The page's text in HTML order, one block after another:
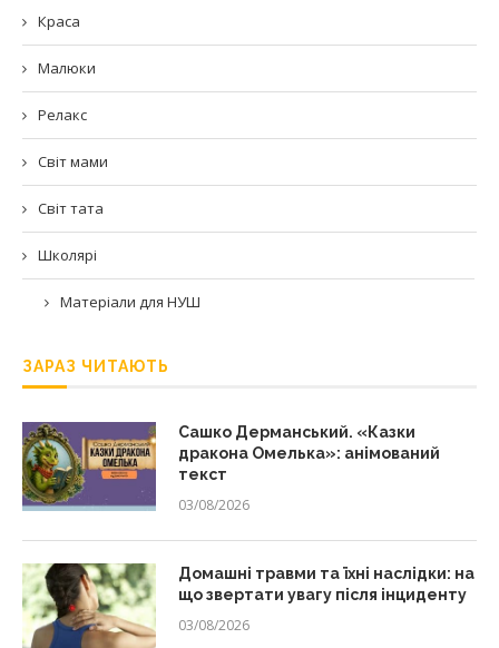
Краса
Малюки
Релакс
Світ мами
Світ тата
Школярі
Матеріали для НУШ
ЗАРАЗ ЧИТАЮТЬ
Сашко Дерманський. «Казки
дракона Омелька»: анімований
текст
03/08/2026
Домашні травми та їхні наслідки: на
що звертати увагу після інциденту
03/08/2026